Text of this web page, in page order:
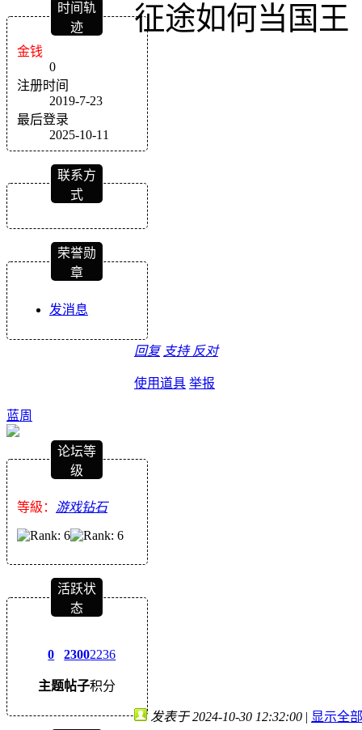
时间轨
迹
金钱
0
注册时间
2019-7-23
最后登录
2025-10-11
联系方
式
荣誉勋
章
发消息
征途如何当国王
回复 支持 反对
使用道具 举报
蓝周
论坛等
级
等級： 游戏钻石
活跃状
态
0
主题
2300
帖子
2236
积分
发表于 2024-10-30 12:32:00 | 显示全